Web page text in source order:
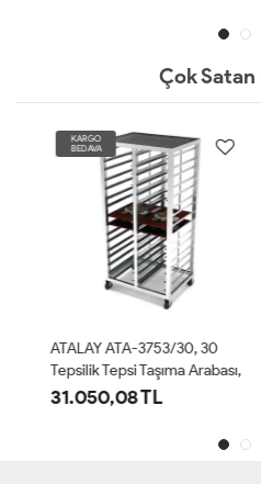
Çok
KARGO
BEDAVA
ATALAY ATA-3753/30, 30
Tepsilik Tepsi Taşıma Arabası,
37x53 Cm
31.050,08 TL